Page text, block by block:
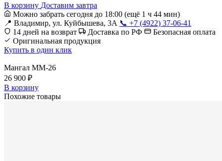
В корзину Доставим завтра
Можно забрать сегодня до 18:00 (ещё 1 ч 44 мин)
📍 Владимир, ул. Куйбышева, 3А 📞 +7 (4922) 37-06-41
14 дней на возврат
Доставка по РФ
Безопасная оплата
Оригинальная продукция
Купить в один клик
Мангал ММ-26
26 900 ₽
В корзину
Похожие товары